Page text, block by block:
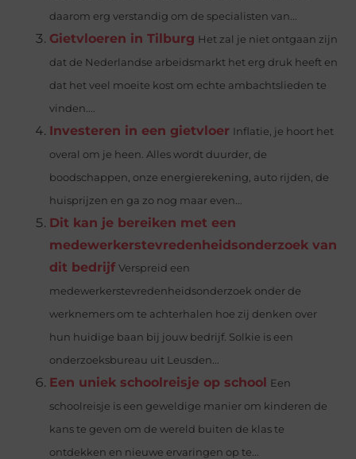
daarom erg verstandig om de specialisten van...
Gietvloeren in Tilburg Het zal je niet ontgaan zijn
dat de Nederlandse arbeidsmarkt het erg druk heeft en
dat het veel moeite kost om echte ambachtslieden te
vinden....
Investeren in een gietvloer Inflatie, je hoort het
overal om je heen. Alles wordt duurder, de
boodschappen, onze energierekening, auto rijden, de
huisprijzen en ga zo nog maar even...
Dit kan je bereiken met een
medewerkerstevredenheidsonderzoek van
dit bedrijf Verspreid een
medewerkerstevredenheidsonderzoek onder de
werknemers om te achterhalen hoe zij denken over
hun huidige baan bij jouw bedrijf. Solkie is een
onderzoeksbureau uit Leusden...
Een uniek schoolreisje op school Een
schoolreisje is een geweldige manier om kinderen de
kans te geven om de wereld buiten de klas te
ontdekken en nieuwe ervaringen op te...